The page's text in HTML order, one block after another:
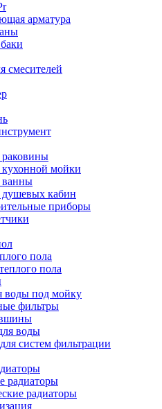
арматура
смесителей
мойки
кабин
приборы
пола
пола
воды под мойку
фильтры
воды
систем фильтрации
радиаторы
радиаторы